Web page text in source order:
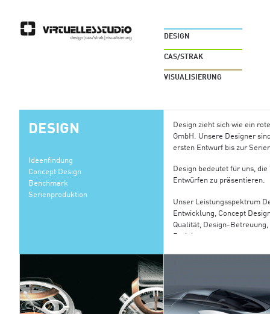
DESIGN
CAS/STRAK
VISUALISIERUNG
DESIGN
Ideenfindung
Concept Design
Benchmark
Serienproduktion
Design zieht sich wie ein
GmbH. Unsere Designer
ersten Entwurf bis zur
Design bedeutet für uns,
Entwürfen zu präsentieren.
Unser Leistungsspektrum
Entwicklung, Concept
Qualität, Design-
Projektmanagement.